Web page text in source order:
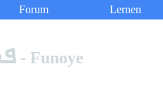
Forum Lernen
- Funoye